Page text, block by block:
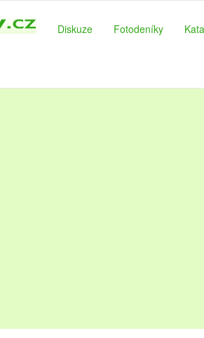
Diskuze Fotodeníky